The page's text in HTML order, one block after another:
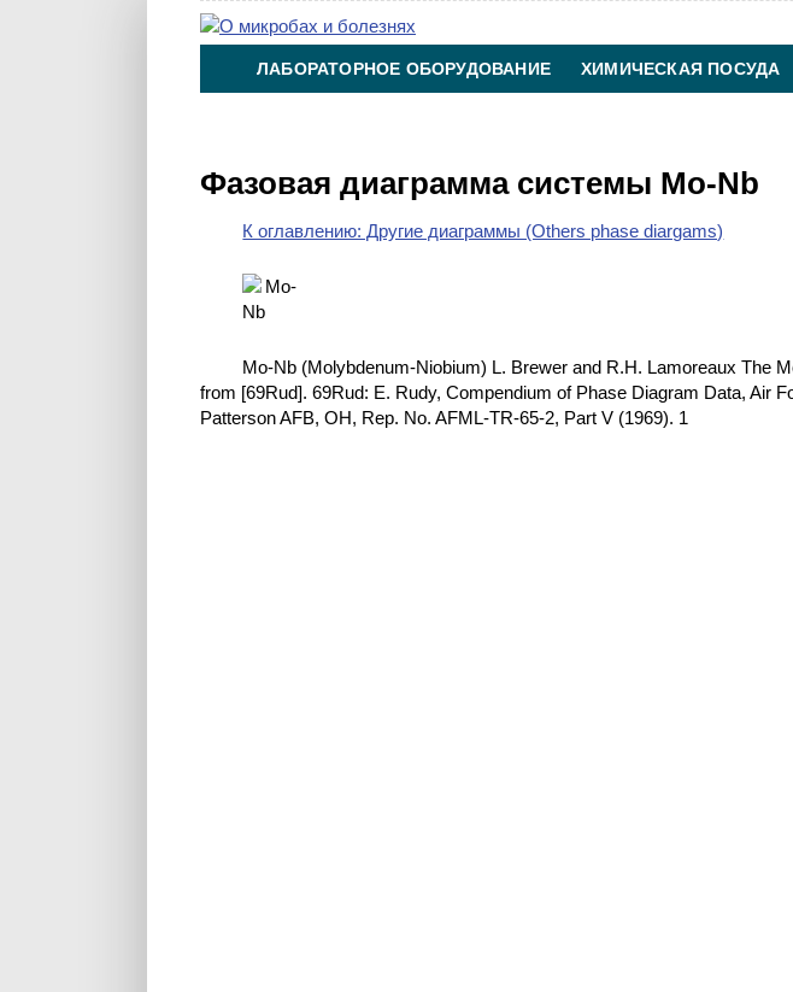
ЛАБОРАТОРНОЕ ОБОРУДОВАНИЕ ХИМИЧЕСКАЯ ПОСУДА
Фазовая диаграмма системы Mo-Nb
К оглавлению: Другие диаграммы (Others phase diargams)
Mo-Nb (Molybdenum-Niobium) L. Brewer and R.H. Lamoreaux The
from [69Rud]. 69Rud: E. Rudy, Compendium of Phase Diagram Data, Air
Patterson AFB, OH, Rep. No. AFML-TR-65-2, Part V (1969). 1